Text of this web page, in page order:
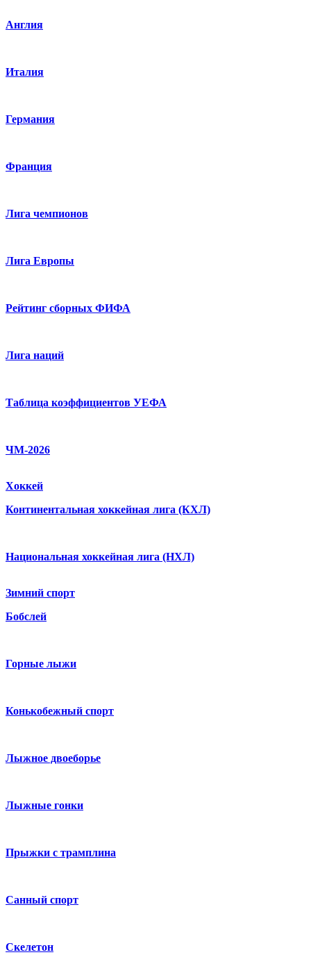
Англия
Италия
Германия
Франция
Лига чемпионов
Лига Европы
Рейтинг сборных ФИФА
Лига наций
Таблица коэффициентов УЕФА
ЧМ-2026
Хоккей
Континентальная хоккейная лига (КХЛ)
Национальная хоккейная лига (НХЛ)
Зимний спорт
Бобслей
Горные лыжи
Конькобежный спорт
Лыжное двоеборье
Лыжные гонки
Прыжки с трамплина
Санный спорт
Скелетон